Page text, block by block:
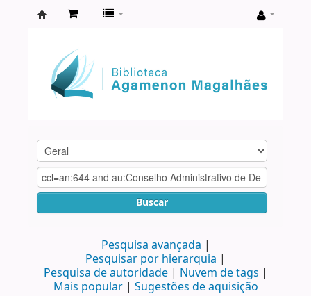
Agamenon
Magalhães
Buscar
Pesquisa avançada
Pesquisar por hierarquia
Pesquisa de autoridade
Nuvem de tags
Mais popular
Sugestões de aquisição